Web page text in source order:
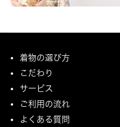
着物の選び方
こだわり
サービス
ご利用の流れ
よくある質問